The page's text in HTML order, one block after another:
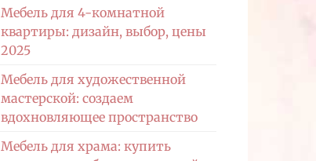
Мебель для 4-комнатной
квартиры: дизайн, выбор, цены
2025
Мебель для художественной
мастерской: создаем
вдохновляющее пространство
Мебель для храма: купить